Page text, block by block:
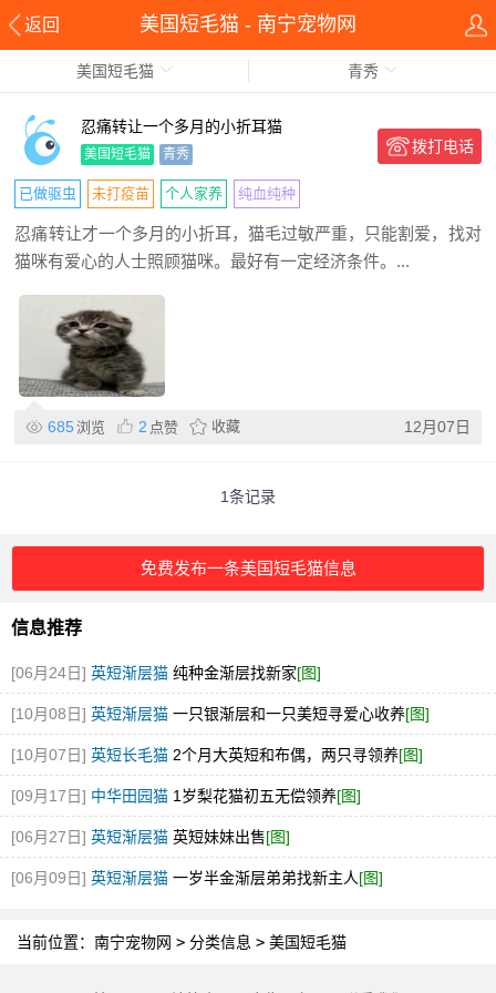
返回 美国短毛猫 - 南宁宠物网
美国短毛猫 青秀
忍痛转让一个多月的小折耳猫
美国短毛猫 青秀 拨打电话
已做驱虫 未打疫苗 个人家养 纯血纯种
忍痛转让才一个多月的小折耳，猫毛过敏严重，只能割爱，找对
猫咪有爱心的人士照顾猫咪。最好有一定经济条件。...
685 浏览 2 点赞 收藏 12月07日
1条记录
免费发布一条美国短毛猫信息
信息推荐
[06月24日] 英短渐层猫 纯种金渐层找新家[图]
[10月08日] 英短渐层猫 一只银渐层和一只美短寻爱心收养[图]
[10月07日] 英短长毛猫 2个月大英短和布偶，两只寻领养[图]
[09月17日] 中华田园猫 1岁梨花猫初五无偿领养[图]
[06月27日] 英短渐层猫 英短妹妹出售[图]
[06月09日] 英短渐层猫 一岁半金渐层弟弟找新主人[图]
当前位置： 南宁宠物网 > 分类信息 > 美国短毛猫